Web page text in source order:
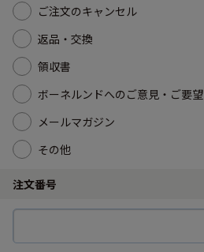
ご注文のキャンセル
返品・交換
領収書
ボーネルンドへのご意見・ご要望
メールマガジン
その他
注文番号